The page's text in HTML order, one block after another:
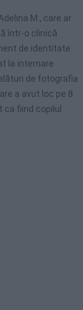
M., care ar
într-o clinică
de identitate
la internare
de fotografia
a avut loc pe 8
fiind copilul